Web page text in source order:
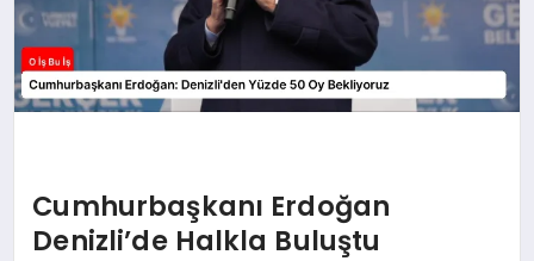
Cumhurbaşkanı Erdoğan
Denizli’de Halkla Buluştu